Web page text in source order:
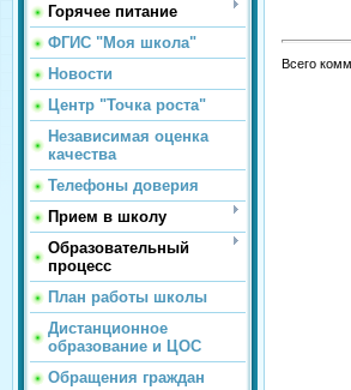
Горячее питание
ФГИС "Моя школа"
Новости
Центр "Точка роста"
Независимая оценка
качества
Телефоны доверия
Прием в школу
Образовательный
процесс
План работы школы
Дистанционное
образование и ЦОС
Обращения граждан
Всего